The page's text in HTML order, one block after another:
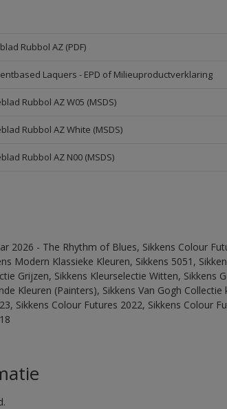
Rubbol AZ (PDF)
Laquers - EPD of Milieuproductverklaring
Rubbol AZ W05 (MSDS)
Rubbol AZ White (MSDS)
Rubbol AZ N00 (MSDS)
2026 - The Rhythm of Blues, Sikkens Colour
Modern Klassieke Kleuren, Sikkens 5051,
Grijzen, Sikkens Kleurselectie Witten, Sikkens
Kleuren (Painters), Sikkens Van Gogh
Sikkens Colour Futures 2022, Sikkens Colour